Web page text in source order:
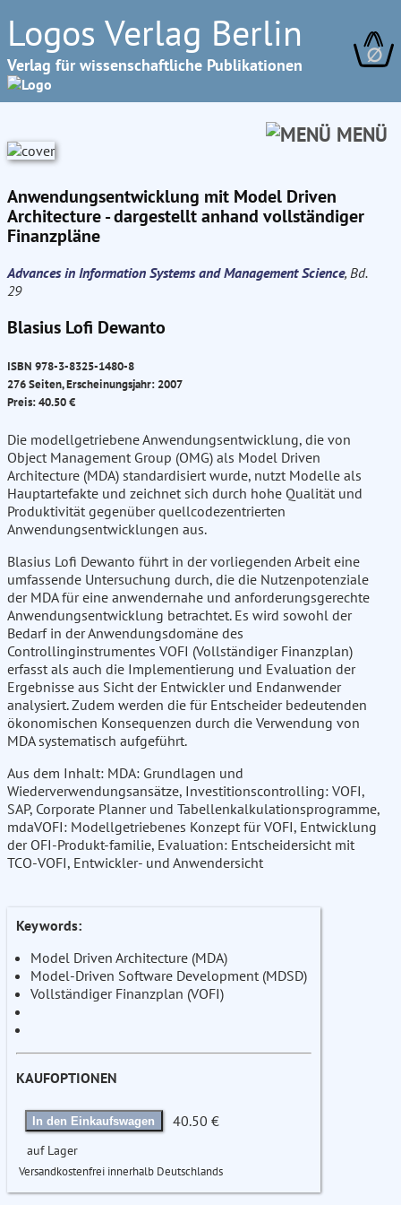
Logos Verlag Berlin
Verlag für wissenschaftliche Publikationen ∅
MENÜ
Anwendungsentwicklung mit Model Driven
Architecture - dargestellt anhand vollständiger
Finanzpläne
Advances in Information Systems and Management Science, Bd.
29
Blasius Lofi Dewanto
ISBN 978-3-8325-1480-8
276 Seiten, Erscheinungsjahr: 2007
Preis: 40.50 €
Die modellgetriebene Anwendungsentwicklung, die von
Object Management Group (OMG) als Model Driven
Architecture (MDA) standardisiert wurde, nutzt Modelle als
Hauptartefakte und zeichnet sich durch hohe Qualität und
Produktivität gegenüber quellcodezentrierten
Anwendungsentwicklungen aus.
Blasius Lofi Dewanto führt in der vorliegenden Arbeit eine
umfassende Untersuchung durch, die die Nutzenpotenziale
der MDA für eine anwendernahe und anforderungsgerechte
Anwendungsentwicklung betrachtet. Es wird sowohl der
Bedarf in der Anwendungsdomäne des
Controllinginstrumentes VOFI (Vollständiger Finanzplan)
erfasst als auch die Implementierung und Evaluation der
Ergebnisse aus Sicht der Entwickler und Endanwender
analysiert. Zudem werden die für Entscheider bedeutenden
ökonomischen Konsequenzen durch die Verwendung von
MDA systematisch aufgeführt.
Aus dem Inhalt: MDA: Grundlagen und
Wiederverwendungsansätze, Investitionscontrolling: VOFI,
SAP, Corporate Planner und Tabellenkalkulationsprogramme,
mdaVOFI: Modellgetriebenes Konzept für VOFI, Entwicklung
der OFI-Produkt-familie, Evaluation: Entscheidersicht mit
TCO-VOFI, Entwickler- und Anwendersicht
Keywords:
Model Driven Architecture (MDA)
Model-Driven Software Development (MDSD)
Vollständiger Finanzplan (VOFI)
KAUFOPTIONEN
In den Einkaufswagen 40.50 €
auf Lager
Versandkostenfrei innerhalb Deutschlands